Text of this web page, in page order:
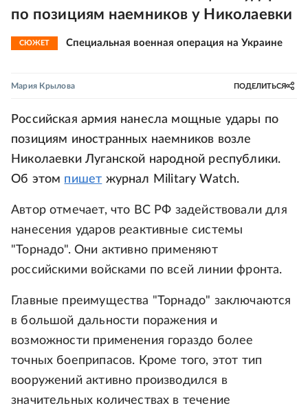
по позициям наемников у Николаевки
СЮЖЕТ Специальная военная операция на Украине
Мария Крылова ПОДЕЛИТЬСЯ
Российская армия нанесла мощные удары по
позициям иностранных наемников возле
Николаевки Луганской народной республики.
Об этом пишет журнал Military Watch.
Автор отмечает, что ВС РФ задействовали для
нанесения ударов реактивные системы
"Торнадо". Они активно применяют
российскими войсками по всей линии фронта.
Главные преимущества "Торнадо" заключаются
в большой дальности поражения и
возможности применения гораздо более
точных боеприпасов. Кроме того, этот тип
вооружений активно производился в
значительных количествах в течение